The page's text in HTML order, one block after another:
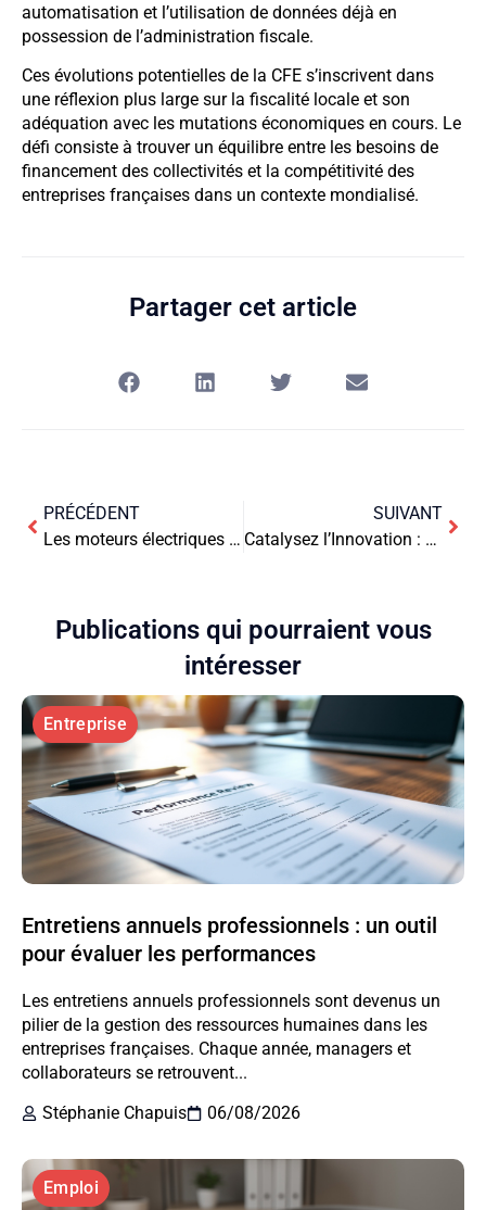
automatisation et l’utilisation de données déjà en
possession de l’administration fiscale.
Ces évolutions potentielles de la CFE s’inscrivent dans
une réflexion plus large sur la fiscalité locale et son
adéquation avec les mutations économiques en cours. Le
défi consiste à trouver un équilibre entre les besoins de
financement des collectivités et la compétitivité des
entreprises françaises dans un contexte mondialisé.
Partager cet article
PRÉCÉDENT
Les moteurs électriques monophasés : pour des machines et des installations industrielles peu puissantes
SUIVANT
Catalysez l’Innovation : Transformez Votre Entreprise en Usine à Idées
Publications qui pourraient vous
intéresser
Entreprise
Entretiens annuels professionnels : un outil
pour évaluer les performances
Les entretiens annuels professionnels sont devenus un
pilier de la gestion des ressources humaines dans les
entreprises françaises. Chaque année, managers et
collaborateurs se retrouvent...
Stéphanie Chapuis
06/08/2026
Emploi